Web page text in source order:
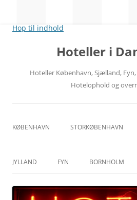
Hop til indhold
Hoteller i
Hoteller København, Sjælland,
Hotelophold og
KØBENHAVN
CITY
RÅDHUSPLADSEN
STORKØBENHAVN
JYLLAND
ÅRHUS
FYN
ODENSE
BORNHOLM